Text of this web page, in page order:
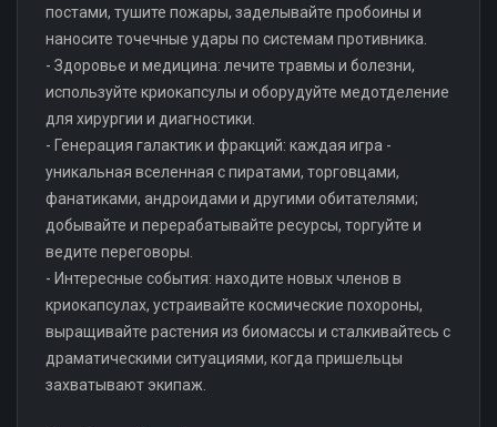
постами, тушите пожары, заделывайте пробоины и
наносите точечные удары по системам противника.
- Здоровье и медицина: лечите травмы и болезни,
используйте криокапсулы и оборудуйте медотделение
для хирургии и диагностики.
- Генерация галактик и фракций: каждая игра -
уникальная вселенная с пиратами, торговцами,
фанатиками, андроидами и другими обитателями;
добывайте и перерабатывайте ресурсы, торгуйте и
ведите переговоры.
- Интересные события: находите новых членов в
криокапсулах, устраивайте космические похороны,
выращивайте растения из биомассы и сталкивайтесь с
драматическими ситуациями, когда пришельцы
захватывают экипаж.